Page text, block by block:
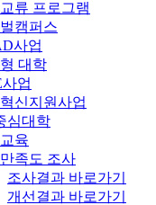
류 프로그램
캠퍼스
사업
대학
업
신지원사업
심대학
육
족도 조사
조사결과 바로가기
개선결과 바로가기